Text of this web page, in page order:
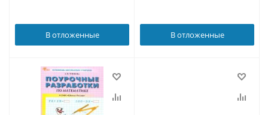
В отложенные В отложенные